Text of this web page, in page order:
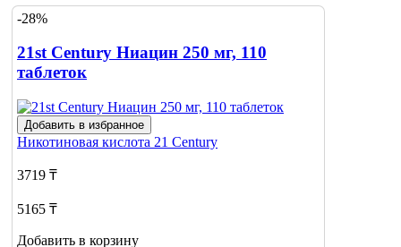
-28%
21st Century Ниацин 250 мг, 110
таблеток
Добавить в избранное
Никотиновая кислота 21 Century
3719 ₸
5165 ₸
Добавить в корзину